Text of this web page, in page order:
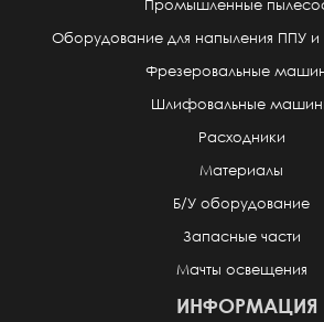
Промышленные
Оборудование для напыления ППУ
Фрезеровальные
Шлифовальные
Расходники
Материалы
Б/У оборудование
Запасные части
Мачты освещения
ИНФОРМАЦИЯ